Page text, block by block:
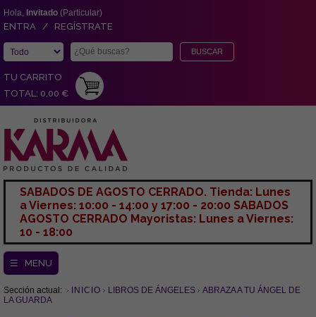
Hola, Invitado (Particular)
ENTRA / REGÍSTRATE
TU CARRITO
TOTAL: 0,00 €
SABADOS DE AGOSTO CERRADO. Tienda: Lunes
a Viernes: 10:00 - 14:00 y 17:00 - 20:00 SABADOS
AGOSTO CERRADO Mayoristas: Lunes a Viernes:
10 - 18:00
☰ MENU
Sección actual: INICIO LIBROS DE ÁNGELES
ABRAZA A TU ÁNGEL DE
LA GUARDA